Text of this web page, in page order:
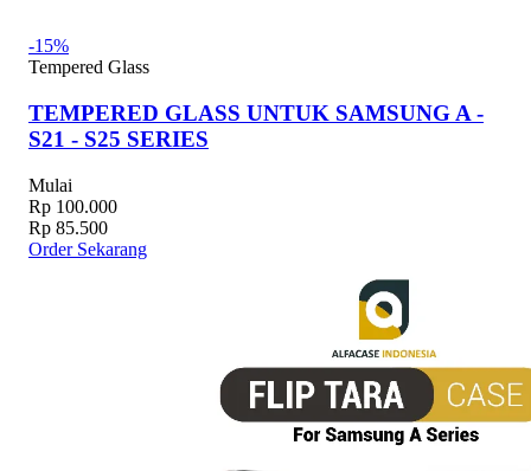
-15%
Tempered Glass
TEMPERED GLASS UNTUK SAMSUNG A -
S21 - S25 SERIES
Mulai
Rp 100.000
Rp 85.500
Order Sekarang